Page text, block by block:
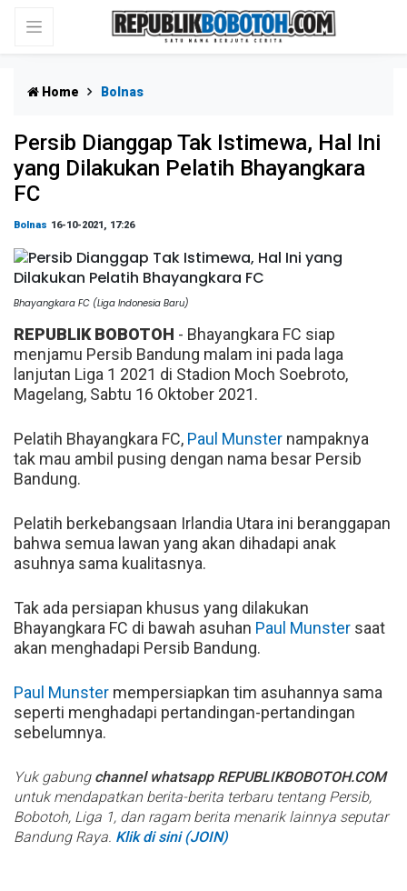
Home Bolnas
Persib Dianggap Tak Istimewa, Hal Ini
yang Dilakukan Pelatih Bhayangkara
FC
Bolnas 16-10-2021, 17:26
Bhayangkara FC (Liga Indonesia Baru)
REPUBLIK BOBOTOH - Bhayangkara FC siap
menjamu Persib Bandung malam ini pada laga
lanjutan Liga 1 2021 di Stadion Moch Soebroto,
Magelang, Sabtu 16 Oktober 2021.
Pelatih Bhayangkara FC, Paul Munster nampaknya
tak mau ambil pusing dengan nama besar Persib
Bandung.
Pelatih berkebangsaan Irlandia Utara ini beranggapan
bahwa semua lawan yang akan dihadapi anak
asuhnya sama kualitasnya.
Tak ada persiapan khusus yang dilakukan
Bhayangkara FC di bawah asuhan Paul Munster saat
akan menghadapi Persib Bandung.
Paul Munster mempersiapkan tim asuhannya sama
seperti menghadapi pertandingan-pertandingan
sebelumnya.
Yuk gabung channel whatsapp REPUBLIKBOBOTOH.COM
untuk mendapatkan berita-berita terbaru tentang Persib,
Bobotoh, Liga 1, dan ragam berita menarik lainnya seputar
Bandung Raya. Klik di sini (JOIN)